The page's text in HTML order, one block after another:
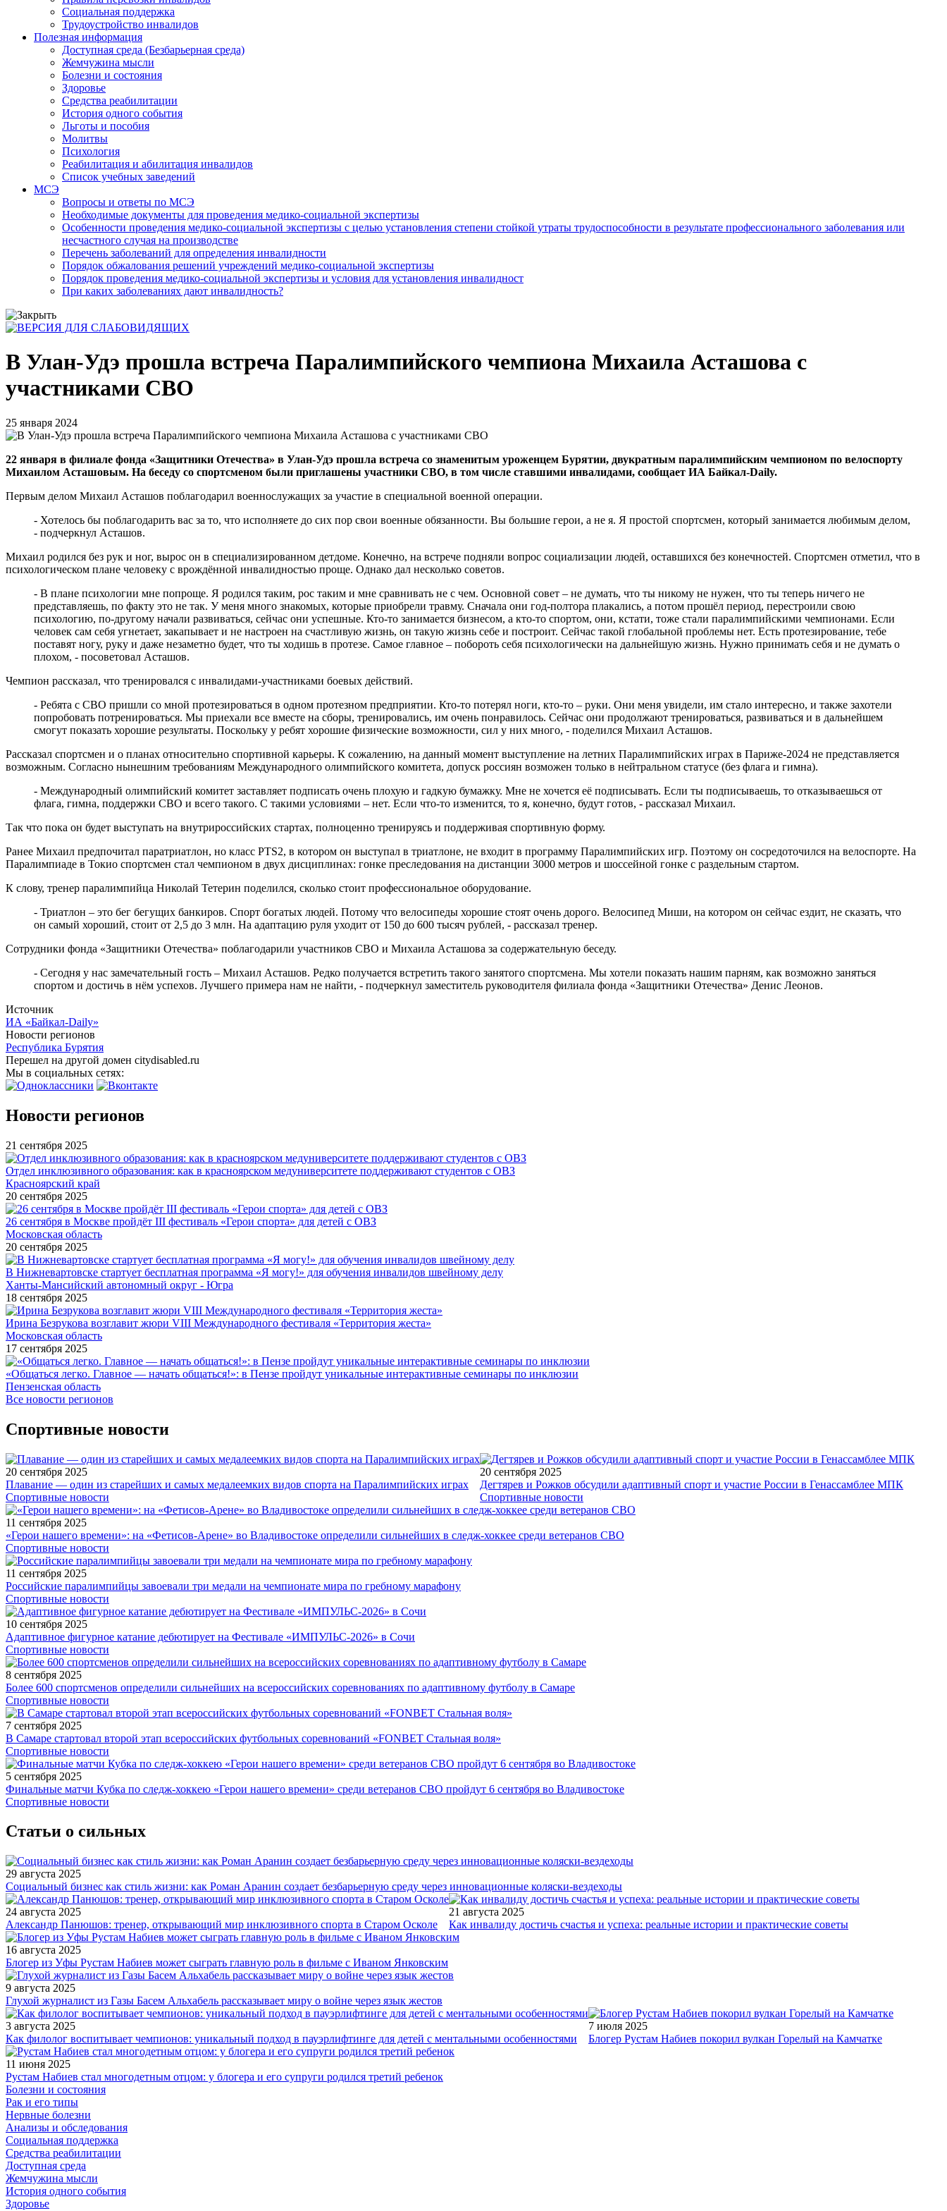
Социальная поддержка
Трудоустройство инвалидов
Полезная информация
Доступная среда (Безбарьерная среда)
Жемчужина мысли
Болезни и состояния
Здоровье
Средства реабилитации
История одного события
Льготы и пособия
Молитвы
Психология
Реабилитация и абилитация инвалидов
Список учебных заведений
МСЭ
Вопросы и ответы по МСЭ
Необходимые документы для проведения медико-социальной экспертизы
Особенности проведения медико-социальной экспертизы с целью установления степени стойкой утраты трудоспособности в результате профессионального заболевания или
несчастного случая на производстве
Перечень заболеваний для определения инвалидности
Порядок обжалования решений учреждений медико-социальной экспертизы
Порядок проведения медико-социальной экспертизы и условия для установления инвалидност
При каких заболеваниях дают инвалидность?
В Улан-Удэ прошла встреча Паралимпийского чемпиона Михаила Асташова с
участниками СВО
25 января 2024
22 января в филиале фонда «Защитники Отечества» в Улан-Удэ прошла встреча со знаменитым уроженцем Бурятии, двукратным паралимпийским чемпионом по велоспорту
Михаилом Асташовым. На беседу со спортсменом были приглашены участники СВО, в том числе ставшими инвалидами, сообщает ИА Байкал-Daily.
Первым делом Михаил Асташов поблагодарил военнослужащих за участие в специальной военной операции.
- Хотелось бы поблагодарить вас за то, что исполняете до сих пор свои военные обязанности. Вы большие герои, а не я. Я простой спортсмен, который занимается любимым делом,
- подчеркнул Асташов.
Михаил родился без рук и ног, вырос он в специализированном детдоме. Конечно, на встрече подняли вопрос социализации людей, оставшихся без конечностей. Спортсмен отметил, что в
психологическом плане человеку с врождённой инвалидностью проще. Однако дал несколько советов.
- В плане психологии мне попроще. Я родился таким, рос таким и мне сравнивать не с чем. Основной совет – не думать, что ты никому не нужен, что ты теперь ничего не
представляешь, по факту это не так. У меня много знакомых, которые приобрели травму. Сначала они год-полтора плакались, а потом прошёл период, перестроили свою
психологию, по-другому начали развиваться, сейчас они успешные. Кто-то занимается бизнесом, а кто-то спортом, они, кстати, тоже стали паралимпийскими чемпионами. Если
человек сам себя угнетает, закапывает и не настроен на счастливую жизнь, он такую жизнь себе и построит. Сейчас такой глобальной проблемы нет. Есть протезирование, тебе
поставят ногу, руку и даже незаметно будет, что ты ходишь в протезе. Самое главное – побороть себя психологически на дальнейшую жизнь. Нужно принимать себя и не думать о
плохом, - посоветовал Асташов.
Чемпион рассказал, что тренировался с инвалидами-участниками боевых действий.
- Ребята с СВО пришли со мной протезироваться в одном протезном предприятии. Кто-то потерял ноги, кто-то – руки. Они меня увидели, им стало интересно, и также захотели
попробовать потренироваться. Мы приехали все вместе на сборы, тренировались, им очень понравилось. Сейчас они продолжают тренироваться, развиваться и в дальнейшем
смогут показать хорошие результаты. Поскольку у ребят хорошие физические возможности, сил у них много, - поделился Михаил Асташов.
Рассказал спортсмен и о планах относительно спортивной карьеры. К сожалению, на данный момент выступление на летних Паралимпийских играх в Париже-2024 не представляется
возможным. Согласно нынешним требованиям Международного олимпийского комитета, допуск россиян возможен только в нейтральном статусе (без флага и гимна).
- Международный олимпийский комитет заставляет подписать очень плохую и гадкую бумажку. Мне не хочется её подписывать. Если ты подписываешь, то отказываешься от
флага, гимна, поддержки СВО и всего такого. С такими условиями – нет. Если что-то изменится, то я, конечно, будут готов, - рассказал Михаил.
Так что пока он будет выступать на внутрироссийских стартах, полноценно тренируясь и поддерживая спортивную форму.
Ранее Михаил предпочитал паратриатлон, но класс PTS2, в котором он выступал в триатлоне, не входит в программу Паралимпийских игр. Поэтому он сосредоточился на велоспорте. На
Паралимпиаде в Токио спортсмен стал чемпионом в двух дисциплинах: гонке преследования на дистанции 3000 метров и шоссейной гонке с раздельным стартом.
К слову, тренер паралимпийца Николай Тетерин поделился, сколько стоит профессиональное оборудование.
- Триатлон – это бег бегущих банкиров. Спорт богатых людей. Потому что велосипеды хорошие стоят очень дорого. Велосипед Миши, на котором он сейчас ездит, не сказать, что
он самый хороший, стоит от 2,5 до 3 млн. На адаптацию руля уходит от 150 до 600 тысяч рублей, - рассказал тренер.
Сотрудники фонда «Защитники Отечества» поблагодарили участников СВО и Михаила Асташова за содержательную беседу.
- Сегодня у нас замечательный гость – Михаил Асташов. Редко получается встретить такого занятого спортсмена. Мы хотели показать нашим парням, как возможно заняться
спортом и достичь в нём успехов. Лучшего примера нам не найти, - подчеркнул заместитель руководителя филиала фонда «Защитники Отечества» Денис Леонов.
Источник
ИА «Байкал-Daily»
Новости регионов
Республика Бурятия
Перешел на другой домен citydisabled.ru
Мы в социальных сетях:
Новости регионов
21 сентября 2025
Отдел инклюзивного образования: как в красноярском медуниверситете поддерживают студентов с ОВЗ
Красноярский край
20 сентября 2025
26 сентября в Москве пройдёт III фестиваль «Герои спорта» для детей с ОВЗ
Московская область
20 сентября 2025
В Нижневартовске стартует бесплатная программа «Я могу!» для обучения инвалидов швейному делу
Ханты-Мансийский автономный округ - Югра
18 сентября 2025
Ирина Безрукова возглавит жюри VIII Международного фестиваля «Территория жеста»
Московская область
17 сентября 2025
«Общаться легко. Главное — начать общаться!»: в Пензе пройдут уникальные интерактивные семинары по инклюзии
Пензенская область
Все новости регионов
Спортивные новости
20 сентября 2025
Плавание — один из старейших и самых медалеемких видов спорта на Паралимпийских играх
Спортивные новости
20 сентября 2025
Дегтярев и Рожков обсудили адаптивный спорт и участие России в Генассамблее МПК
Спортивные новости
11 сентября 2025
«Герои нашего времени»: на «Фетисов-Арене» во Владивостоке определили сильнейших в следж-хоккее среди ветеранов СВО
Спортивные новости
11 сентября 2025
Российские паралимпийцы завоевали три медали на чемпионате мира по гребному марафону
Спортивные новости
10 сентября 2025
Адаптивное фигурное катание дебютирует на Фестивале «ИМПУЛЬС-2026» в Сочи
Спортивные новости
8 сентября 2025
Более 600 спортсменов определили сильнейших на всероссийских соревнованиях по адаптивному футболу в Самаре
Спортивные новости
7 сентября 2025
В Самаре стартовал второй этап всероссийских футбольных соревнований «FONBET Стальная воля»
Спортивные новости
5 сентября 2025
Финальные матчи Кубка по следж-хоккею «Герои нашего времени» среди ветеранов СВО пройдут 6 сентября во Владивостоке
Спортивные новости
Статьи о сильных
29 августа 2025
Социальный бизнес как стиль жизни: как Роман Аранин создает безбарьерную среду через инновационные коляски-вездеходы
24 августа 2025
Александр Панюшов: тренер, открывающий мир инклюзивного спорта в Старом Осколе
21 августа 2025
Как инвалиду достичь счастья и успеха: реальные истории и практические советы
16 августа 2025
Блогер из Уфы Рустам Набиев может сыграть главную роль в фильме с Иваном Янковским
9 августа 2025
Глухой журналист из Газы Басем Альхабель рассказывает миру о войне через язык жестов
3 августа 2025
Как филолог воспитывает чемпионов: уникальный подход в пауэрлифтинге для детей с ментальными особенностями
7 июля 2025
Блогер Рустам Набиев покорил вулкан Горелый на Камчатке
11 июня 2025
Рустам Набиев стал многодетным отцом: у блогера и его супруги родился третий ребенок
Болезни и состояния
Рак и его типы
Нервные болезни
Анализы и обследования
Социальная поддержка
Средства реабилитации
Доступная среда
Жемчужина мысли
История одного события
Здоровье